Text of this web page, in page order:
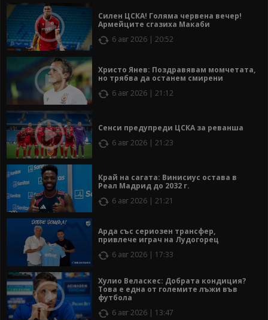
Силен ЦСКА! Голяма червена вечер!
Армейците сгазиха Макаби
6 авг 2026 | 20:52
Христо Янев: Поздравявам момчетата,
но трябва да останем смирени
6 авг 2026 | 21:12
Сенси предупреди ЦСКА за реванша
6 авг 2026 | 21:23
Край на сагата: Винисиус остава в
Реал Мадрид до 2032 г.
6 авг 2026 | 21:21
Арда със сериозен трансфер,
привлече играч на Лудогорец
6 авг 2026 | 17:33
Хулио Веласкес: Добрата кондиция?
Това е една от големите лъжи във
футбола
6 авг 2026 | 13:47